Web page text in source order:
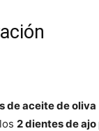
de aceite de oliva
2 dientes de